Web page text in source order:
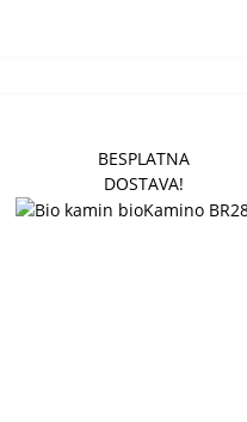
BESPLATNA
DOSTAVA!